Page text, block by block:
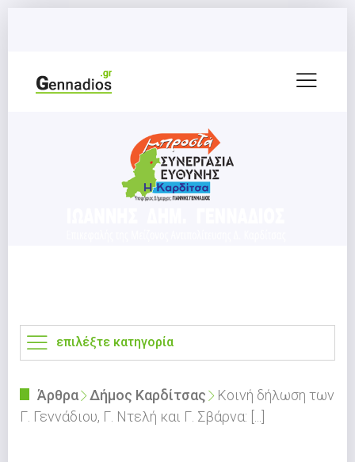
επιλέξτε κατηγορία
Άρθρα Δήμος Καρδίτσας
Κοινή δήλωση των
Γ. Γεννάδιου, Γ. Ντελή και Γ. Σβάρνα: [...]